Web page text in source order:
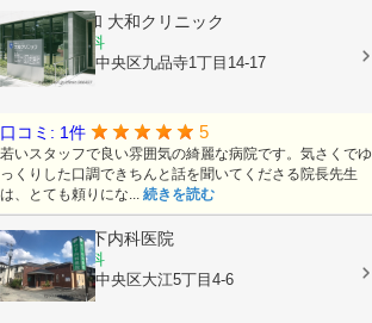
医療法人大和 大和クリニック
内科, 循環器科
熊本県熊本市中央区九品寺1丁目14-17
口コミ: 1件 5
若いスタッフで良い雰囲気の綺麗な病院です。気さくでゆ
っくりした口調できちんと話を聞いてくださる院長先生
は、とても頼りにな... 続きを読む
医療法人竹下内科医院
内科, 胃腸内科
熊本県熊本市中央区大江5丁目4-6